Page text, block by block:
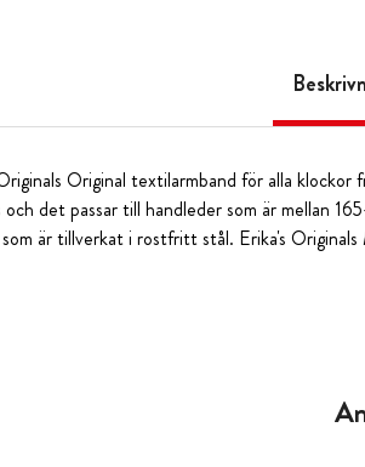
Original textilarmband för alla
och det passar till handleder som är mellan
är tillverkat i rostfritt stål. Erika's